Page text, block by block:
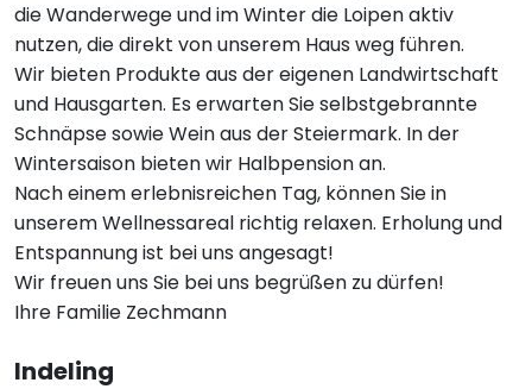
die Wanderwege und im Winter die Loipen aktiv
nutzen, die direkt von unserem Haus weg führen.
Wir bieten Produkte aus der eigenen Landwirtschaft
und Hausgarten. Es erwarten Sie selbstgebrannte
Schnäpse sowie Wein aus der Steiermark. In der
Wintersaison bieten wir Halbpension an.
Nach einem erlebnisreichen Tag, können Sie in
unserem Wellnessareal richtig relaxen. Erholung und
Entspannung ist bei uns angesagt!
Wir freuen uns Sie bei uns begrüßen zu dürfen!
Ihre Familie Zechmann
Indeling